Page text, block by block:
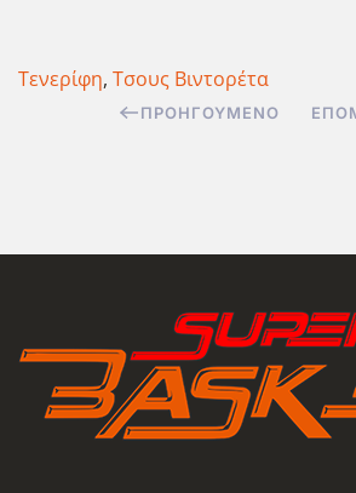
Τενερίφη, Τσους Βιντορέτα
ΠΡΟΗΓΟΎΜΕΝΟ